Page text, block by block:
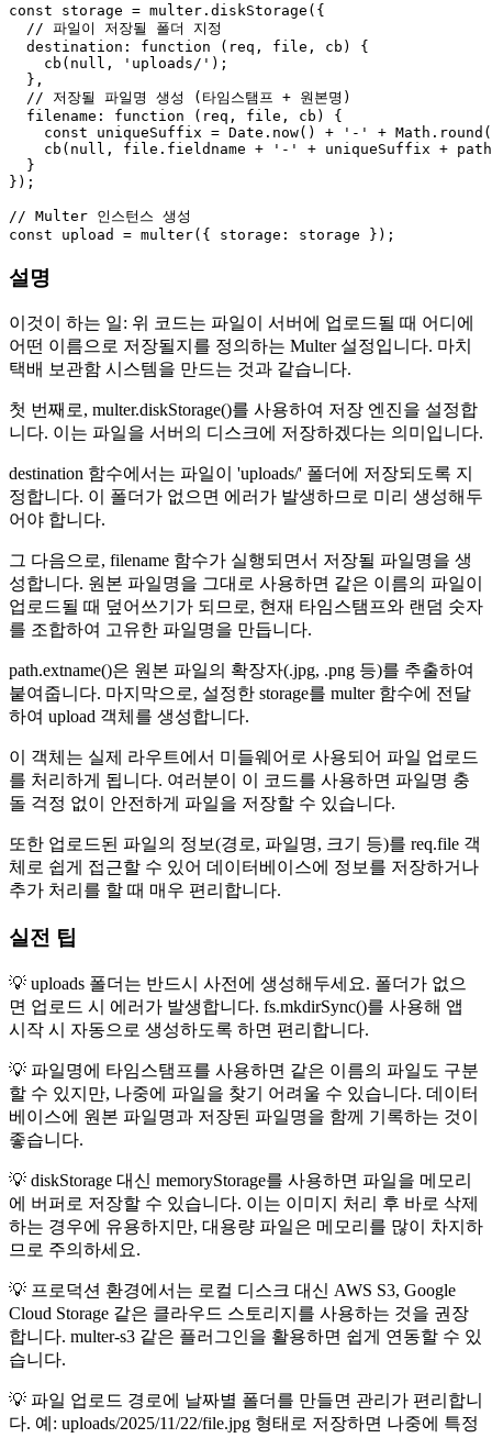
const storage = multer. diskStorage ({
// 파일이 저장될 폴더 지정
destination : function ( req, file, cb ) {
cb ( null , 'uploads/' );
  },
// 저장될 파일명 생성 (타임스탬프 + 원본명)
filename : function ( req, file, cb ) {
const uniqueSuffix = Date . now() + '-' + Math . round (
cb ( null , file. fieldname + '-'
+ uniqueSuffix +
  }
});
// Multer 인스턴스 생성
const upload = multer({ storage
설명
이것이 하는 일: 위 코드는 파일이 서버에 업로드될 때 어디에
어떤 이름으로 저장될지를 정의하는 Multer 설정입니다. 마치
택배 보관함 시스템을 만드는 것과 같습니다.
첫 번째로, multer.diskStorage()를 사용하여 저장 엔진을 설정합
니다. 이는 파일을 서버의 디스크에 저장하겠다는 의미입니다.
destination 함수에서는 파일이 'uploads/' 폴더에 저장되도록 지
정합니다. 이 폴더가 없으면 에러가 발생하므로 미리 생성해두
어야 합니다.
그 다음으로, filename 함수가 실행되면서 저장될 파일명을 생
성합니다. 원본 파일명을 그대로 사용하면 같은 이름의 파일이
업로드될 때 덮어쓰기가 되므로, 현재 타임스탬프와 랜덤 숫자
를 조합하여 고유한 파일명을 만듭니다.
path.extname()은 원본 파일의 확장자(.jpg, .png 등)를 추출하여
붙여줍니다. 마지막으로, 설정한 storage를 multer 함수에 전달
하여 upload 객체를 생성합니다.
이 객체는 실제 라우트에서 미들웨어로 사용되어 파일 업로드
를 처리하게 됩니다. 여러분이 이 코드를 사용하면 파일명 충
돌 걱정 없이 안전하게 파일을 저장할 수 있습니다.
또한 업로드된 파일의 정보(경로, 파일명, 크기 등)를 req.file 객
체로 쉽게 접근할 수 있어 데이터베이스에 정보를 저장하거나
추가 처리를 할 때 매우 편리합니다.
실전 팁
💡 uploads 폴더는 반드시 사전에 생성해두세요. 폴더가 없으
면 업로드 시 에러가 발생합니다. fs.mkdirSync()를 사용해 앱
시작 시 자동으로 생성하도록 하면 편리합니다.
💡 파일명에 타임스탬프를 사용하면 같은 이름의 파일도 구분
할 수 있지만, 나중에 파일을 찾기 어려울 수 있습니다. 데이터
베이스에 원본 파일명과 저장된 파일명을 함께 기록하는 것이
좋습니다.
💡 diskStorage 대신 memoryStorage를 사용하면 파일을 메모리
에 버퍼로 저장할 수 있습니다. 이는 이미지 처리 후 바로 삭제
하는 경우에 유용하지만, 대용량 파일은 메모리를 많이 차지하
므로 주의하세요.
💡 프로덕션 환경에서는 로컬 디스크 대신 AWS S3, Google
Cloud Storage 같은 클라우드 스토리지를 사용하는 것을 권장
합니다. multer-s3 같은 플러그인을 활용하면 쉽게 연동할 수 있
습니다.
💡 파일 업로드 경로에 날짜별 폴더를 만들면 관리가 편리합니
다. 예: uploads/2025/11/22/file.jpg 형태로 저장하면 나중에 특정